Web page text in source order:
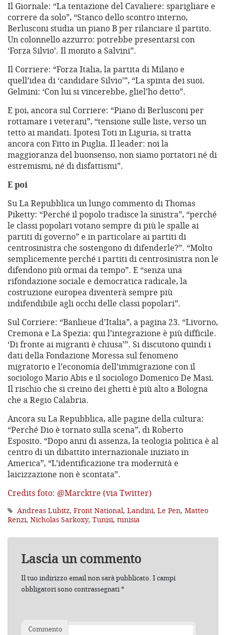
Il Giornale: “La tentazione del Cavaliere: sparigliare e
correre da solo”, “Stanco dello scontro interno,
Berlusconi studia un piano B per rilanciare il partito.
Un colonnello azzurro: potrebbe presentarsi con
‘Forza Silvio’. Il monito a Salvini”.
Il Corriere: “Forza Italia, la partita di Milano e
quell’idea di ‘candidare Silvio’”, “La spinta dei suoi.
Gelmini: ‘Con lui si vincerebbe, gliel’ho detto”.
E poi, ancora sul Corriere: “Piano di Berlusconi per
rottamare i veterani”, “tensione sulle liste, verso un
tetto ai mandati. Ipotesi Toti in Liguria, si tratta
ancora con Fitto in Puglia. Il leader: noi la
maggioranza del buonsenso, non siamo portatori né di
estremismi, né di disfattismi”.
E poi
Su La Repubblica un lungo commento di Thomas
Piketty: “Perché il popolo tradisce la sinistra”, “perché
le classi popolari votano sempre di più le spalle ai
partiti di governo” e in particolare ai partiti di
centrosinistra che sostengono di difenderle?”. “Molto
semplicemente perché i partiti di centrosinistra non le
difendono più ormai da tempo”. E “senza una
rifondazione sociale e democratica radicale, la
costruzione europea diventerà sempre più
indifendibile agli occhi delle classi popolari”.
Sul Corriere: “Banlieue d’Italia”, a pagina 23. “Livorno,
Cremona e La Spezia: qui l’integrazione è più difficile.
‘Di fronte ai migranti è chiusa’”. Si discutono quindi i
dati della Fondazione Moressa sul fenomeno
migratorio e l’economia dell’immigrazione con il
sociologo Mario Abis e il sociologo Domenico De Masi.
Il rischio che si creino dei ghetti è più alto a Bologna
che a Regio Calabria.
Ancora su La Repubblica, alle pagine della cultura:
“Perché Dio è tornato sulla scena”, di Roberto
Esposito. “Dopo anni di assenza, la teologia politica è al
centro di un dibattito internazionale iniziato in
America”, “L’identificazione tra modernità e
laicizzazione non è scontata”.
Credits foto: @Marcktre (via Twitter)
Andreas Lubitz, Front National, Landini, Le Pen, Matteo
Renzi, Nicholas Sarkoxy, Tunisi, tunisia
Lascia un commento
Il tuo indirizzo email non sarà pubblicato. I campi
obbligatori sono contrassegnati*
Commento